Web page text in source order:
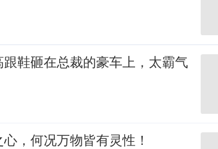
鞋砸在总裁的豪车上，太霸气
，何况万物皆有灵性！